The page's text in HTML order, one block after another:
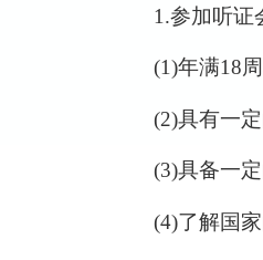
1.参加听证
(1)年满18
(2)具有一
(3)具备一
(4)了解国